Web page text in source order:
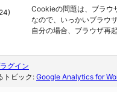
Cookieの問題は、ブラウ
なので、いっかいブラウ
自分の場合、ブラウザ再
グイン
トピック:Google Analytics for